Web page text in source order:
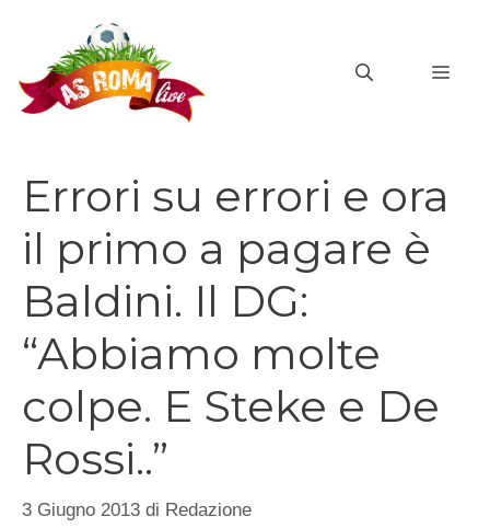
contenuto
Errori su errori e ora
il primo a pagare è
Baldini. Il DG:
“Abbiamo molte
colpe. E Steke e De
Rossi..”
3 Giugno 2013 di Redazione